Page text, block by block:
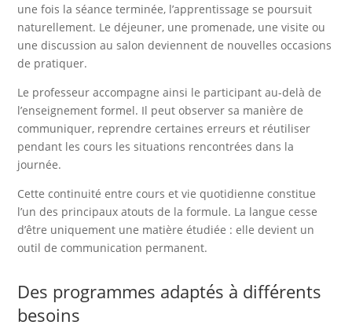
une fois la séance terminée, l’apprentissage se poursuit
naturellement. Le déjeuner, une promenade, une visite ou
une discussion au salon deviennent de nouvelles occasions
de pratiquer.
Le professeur accompagne ainsi le participant au-delà de
l’enseignement formel. Il peut observer sa manière de
communiquer, reprendre certaines erreurs et réutiliser
pendant les cours les situations rencontrées dans la
journée.
Cette continuité entre cours et vie quotidienne constitue
l’un des principaux atouts de la formule. La langue cesse
d’être uniquement une matière étudiée : elle devient un
outil de communication permanent.
Des programmes adaptés à différents
besoins